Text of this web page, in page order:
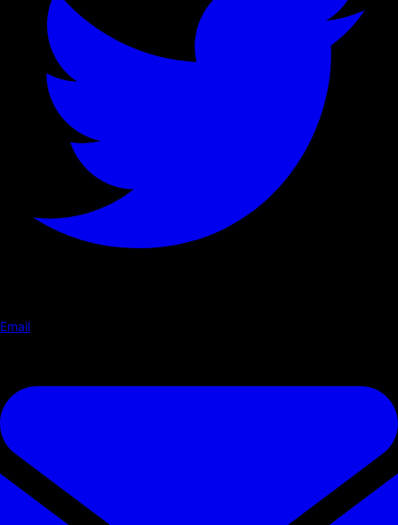
Email